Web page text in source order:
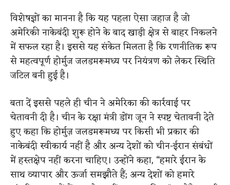
विशेषज्ञों का मानना है कि यह पहला ऐसा जहाज है जो
अमेरिकी नाकेबंदी शुरू होने के बाद खाड़ी क्षेत्र से बाहर निकलने
में सफल रहा है। इससे यह संकेत मिलता है कि रणनीतिक रूप
से महत्वपूर्ण होर्मुज जलडमरूमध्य पर नियंत्रण को लेकर स्थिति
जटिल बनी हुई है।
बता दें इससे पहले ही चीन ने अमेरिका की कार्रवाई पर
चेतावनी दी है। चीन के रक्षा मंत्री डोंग जून ने स्पष्ट चेतावनी देते
हुए कहा कि होर्मुज़ जलडमरूमध्य पर किसी भी प्रकार की
नाकेबंदी स्वीकार्य नहीं है और अन्य देशों को चीन-ईरान संबंधों
में हस्तक्षेप नहीं करना चाहिए। उन्होंने कहा, “हमारे ईरान के
साथ व्यापार और ऊर्जा समझौते हैं; अन्य देशों को हमारे